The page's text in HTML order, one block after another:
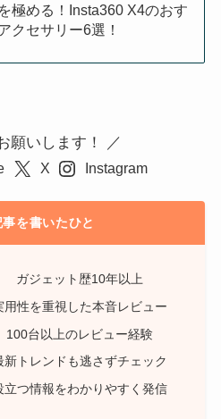
極める！Insta360 X4のおす
クセサリー6選！
願いします！ ／
X Instagram
を書いたひと
ガジェット歴10年以上
用性を重視した本音レビュー
100台以上のレビュー経験
新トレンドも逃さずチェック
立つ情報をわかりやすく発信